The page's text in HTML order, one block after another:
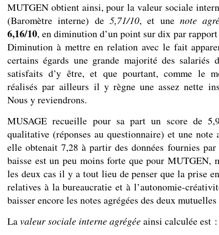
MUTGEN obtient ainsi, pour la valeur sociale
(Baromètre interne) de 5,71/10, et une note
6,16/10, en diminution d’un point sur dix par
Diminution à mettre en relation avec le fait
certains égards une grande majorité des salariés
satisfaits d’y être, et que pourtant, comme le
réalisés par ailleurs il y règne une assez nette
Nous y reviendrons.
MUSAGE recueille pour sa part un score de
qualitative (réponses au questionnaire) et une note
elle obtenait 7,28 à partir des données fournies
baisse est un peu moins forte que pour MUTGEN,
les deux cas il y a tout lieu de penser que la prise
relatives à la bureaucratie et à l’autonomie-
baisser encore les notes agrégées des deux mutuelles
Lavaleur sociale interne agrégéeainsi calculée est :